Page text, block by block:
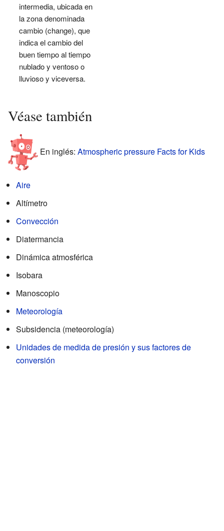
intermedia, ubicada en
la zona denominada
cambio (change), que
indica el cambio del
buen tiempo al tiempo
nublado y ventoso o
lluvioso y viceversa.
Véase también
En inglés: Atmospheric pressure Facts for Kids
Aire
Altímetro
Convección
Diatermancia
Dinámica atmosférica
Isobara
Manoscopio
Meteorología
Subsidencia (meteorología)
Unidades de medida de presión y sus factores de
conversión